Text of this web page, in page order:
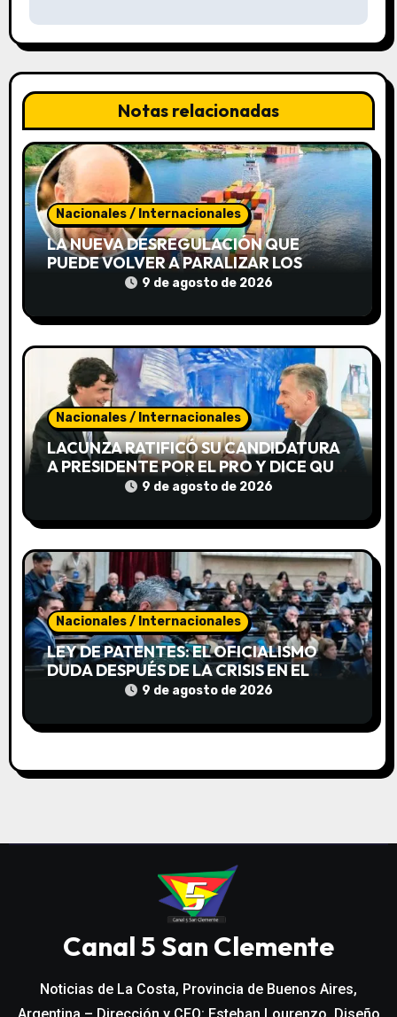
a
c
i
ó
n
d
e
e
n
t
a
d
s
Notas relacionadas
Nacionales / Internacionales
LA NUEVA DESREGULACIÓN QUE
PUEDE VOLVER A PARALIZAR LOS
9 de agosto de 2026
Nacionales / Internacionales
LACUNZA RATIFICÓ SU CANDIDATURA
A PRESIDENTE POR EL PRO Y DICE QUE
MACRI LO IMPULSÓ9 de agosto de 2026
Nacionales / Internacionales
LEY DE PATENTES: EL OFICIALISMO
DUDA DESPUÉS DE LA CRISIS EN EL
9 de agosto de 2026
Canal 5 San Clemente
Noticias de La Costa, Provincia de Buenos Aires,
Argentina – Dirección y CEO: Esteban Lourenzo. Diseño